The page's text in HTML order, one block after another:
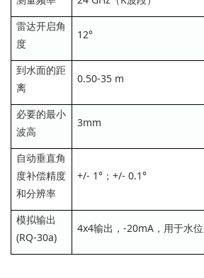
雷达开启角
度
12°
到水面的距
离
0.50-35 m
必要的最小
波高
3mm
自动垂直角
度补偿精度
和分辨率
+/- 1°；+/- 0.1°
模拟输出
(RQ-30a)
4x4输出，-20mA，用于水